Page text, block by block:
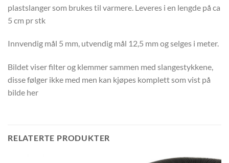
plastslanger som brukes til varmere. Leveres i en lengde på ca
5 cm pr stk
Innvendig mål 5 mm, utvendig mål 12,5 mm og selges i meter.
Bildet viser filter og klemmer sammen med slangestykkene,
disse følger ikke med men kan kjøpes komplett som vist på
bilde her
RELATERTE PRODUKTER